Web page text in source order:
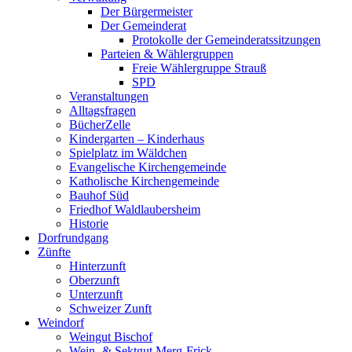
Der Bürgermeister
Der Gemeinderat
Protokolle der Gemeinderatssitzungen
Parteien & Wählergruppen
Freie Wählergruppe Strauß
SPD
Veranstaltungen
Alltagsfragen
BücherZelle
Kindergarten – Kinderhaus
Spielplatz im Wäldchen
Evangelische Kirchengemeinde
Katholische Kirchengemeinde
Bauhof Süd
Friedhof Waldlaubersheim
Historie
Dorfrundgang
Zünfte
Hinterzunft
Oberzunft
Unterzunft
Schweizer Zunft
Weindorf
Weingut Bischof